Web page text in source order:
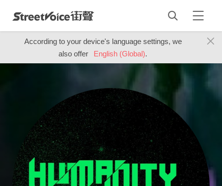
According to your device's language settings, we
also offer
English (Global).